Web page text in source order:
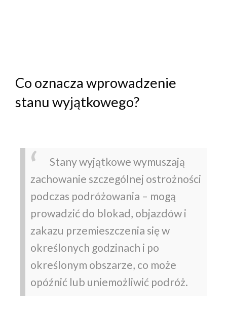
Co oznacza wprowadzenie
stanu wyjątkowego?
Stany wyjątkowe wymuszają
zachowanie szczególnej ostrożności
podczas podróżowania – mogą
prowadzić do blokad, objazdów i
zakazu przemieszczenia się w
określonych godzinach i po
określonym obszarze, co może
opóźnić lub uniemożliwić podróż.